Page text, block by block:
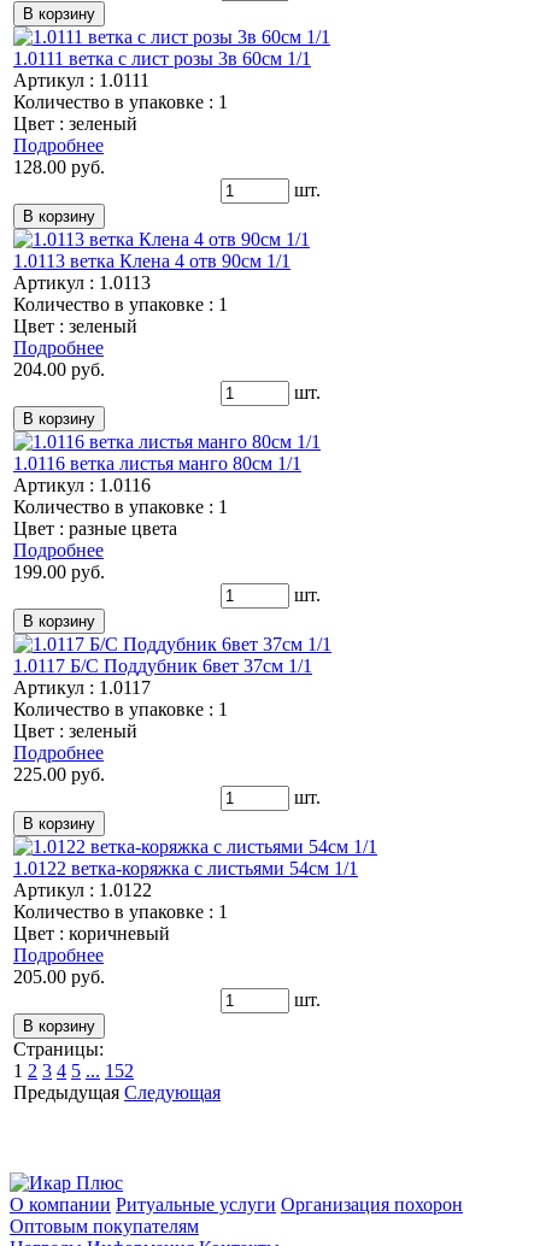
1.0111 ветка с лист розы 3в 60см 1/1
Артикул : 1.0111
Количество в упаковке : 1
Цвет : зеленый
Подробнее
128.00 руб.
шт.
1.0113 ветка Клена 4 отв 90см 1/1
Артикул : 1.0113
Количество в упаковке : 1
Цвет : зеленый
Подробнее
204.00 руб.
шт.
1.0116 ветка листья манго 80см 1/1
Артикул : 1.0116
Количество в упаковке : 1
Цвет : разные цвета
Подробнее
199.00 руб.
шт.
1.0117 Б/С Поддубник 6вет 37см 1/1
Артикул : 1.0117
Количество в упаковке : 1
Цвет : зеленый
Подробнее
225.00 руб.
шт.
1.0122 ветка-коряжка с листьями 54см 1/1
Артикул : 1.0122
Количество в упаковке : 1
Цвет : коричневый
Подробнее
205.00 руб.
шт.
Страницы:
1 2 3 4 5 ... 152
Предыдущая Следующая
О компании Ритуальные услуги Организация похорон
Оптовым покупателям